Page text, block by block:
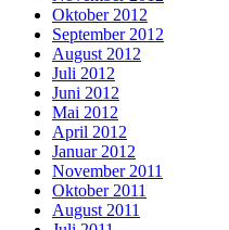
Oktober 2012
September 2012
August 2012
Juli 2012
Juni 2012
Mai 2012
April 2012
Januar 2012
November 2011
Oktober 2011
August 2011